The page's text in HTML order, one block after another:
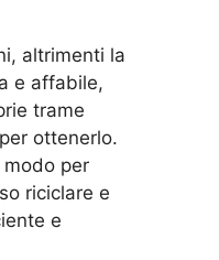
altrimenti la
e affabile,
trame
ottenerlo.
per
riciclare e
e